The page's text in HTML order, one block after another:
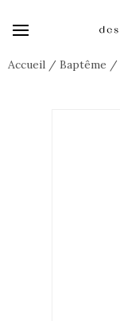
Accueil / Baptême /